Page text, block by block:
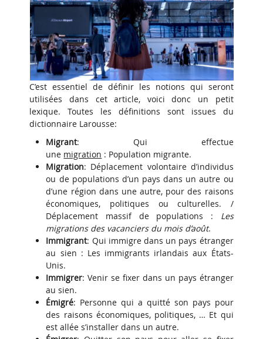
C’est essentiel de définir les notions qui seront
utilisées dans cet article, voici donc un petit
lexique. Toutes les définitions sont issues du
dictionnaire Larousse:
Migrant: Qui effectue
une migration : Population migrante.
Migration: Déplacement volontaire d’individus
ou de populations d’un pays dans un autre ou
d’une région dans une autre, pour des raisons
économiques, politiques ou culturelles. /
Déplacement massif de populations : Les
migrations des vacanciers du mois d’août.
Immigrant: Qui immigre dans un pays étranger
au sien : Les immigrants irlandais aux États-
Unis.
Immigrer: Venir se fixer dans un pays étranger
au sien.
Émigré: Personne qui a quitté son pays pour
des raisons économiques, politiques, … Et qui
est allée s’installer dans un autre.